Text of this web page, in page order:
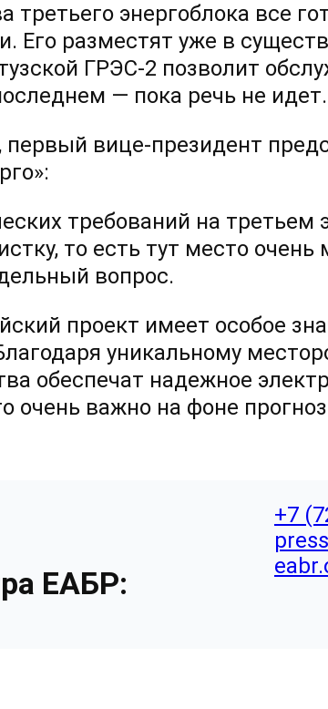
третьего энергоблока все
Его разместят уже в
ГРЭС-2 позволит
— пока речь не идет.
первый вице-президент
требований на третьем
то есть тут место
вопрос.
проект имеет особое
уникальному
обеспечат надежное
очень важно на фоне
ЕАБР:
+7